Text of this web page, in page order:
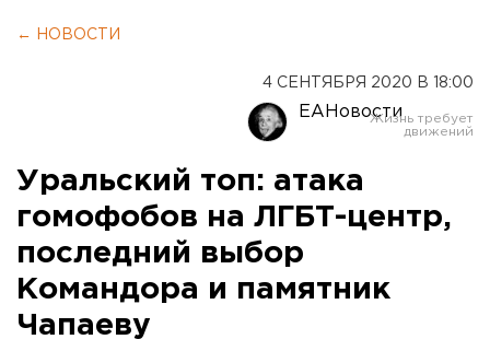
← НОВОСТИ
4 СЕНТЯБРЯ 2020 В 18:00
ЕАНовости
Уральский топ: атака
гомофобов на ЛГБТ-центр,
последний выбор
Командора и памятник
Чапаеву